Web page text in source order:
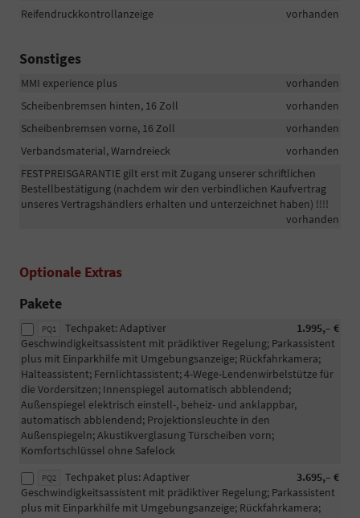
Reifendruckkontrollanzeige
vorhanden
Sonstiges
MMI experience plus
vorhanden
Scheibenbremsen hinten, 16 Zoll
vorhanden
Scheibenbremsen vorne, 16 Zoll
vorhanden
Verbandsmaterial, Warndreieck
vorhanden
FESTPREISGARANTIE gilt erst mit Zugang unserer schriftlichen
Bestellbestätigung (nachdem wir den verbindlichen Kaufvertrag
unseres Vertragshändlers erhalten und unterzeichnet haben) !!!!
vorhanden
Optionale Extras
Pakete
PQ1 1.995,– €
Techpaket: Adaptiver
Geschwindigkeitsassistent mit prädiktiver Regelung; Parkassistent
plus mit Einparkhilfe mit Umgebungsanzeige; Rückfahrkamera;
Halteassistent; Fernlichtassistent; 4-Wege-Lendenwirbelstütze für
die Vordersitzen; Innenspiegel automatisch abblendend;
Außenspiegel elektrisch einstell-, beheiz- und anklappbar,
automatisch abblendend; Projektionsleuchte in den
Außenspiegeln; Akustikverglasung Türscheiben vorn;
Komfortschlüssel ohne Safelock
PQ2 3.695,– €
Techpaket plus: Adaptiver
Geschwindigkeitsassistent mit prädiktiver Regelung; Parkassistent
plus mit Einparkhilfe mit Umgebungsanzeige; Rückfahrkamera;